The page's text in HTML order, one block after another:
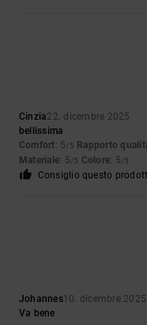
Cinzia22. dicembre 2025
bellissima
Comfort: 5/5 Rapporto
Materiale: 5/5 Colore: 5/5
Consiglio questo
Johannes10. dicembre 2025
Va bene